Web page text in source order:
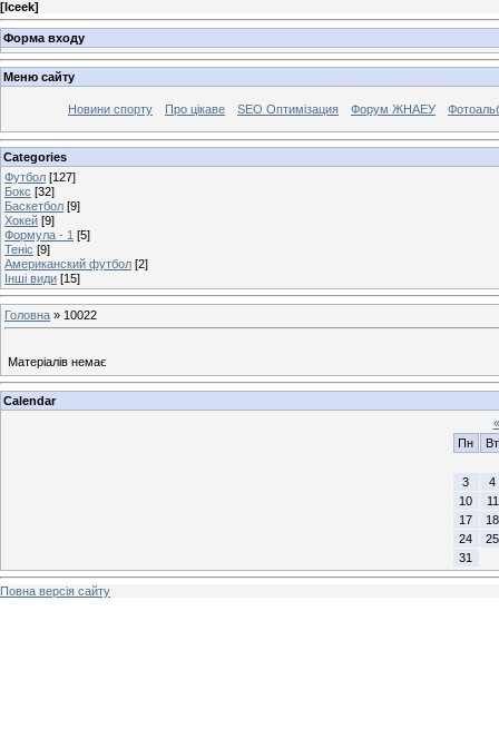
[Iceek]
Форма входу
Меню сайту
Новини спорту Про цікаве SEO Оптимізация Форум ЖНАЕУ
Categories
Футбол [127]
Бокс [32]
Баскетбол [9]
Хокей [9]
Формула - 1 [5]
Теніс [9]
Американский футбол [2]
Інші види [15]
Головна » 10022
Матеріалів немає
Calendar
«
Пн
Вт
3
4
10
11
17
18
24
25
31
Повна версія сайту